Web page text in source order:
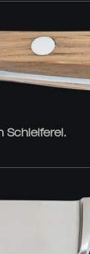
Schleiferei.